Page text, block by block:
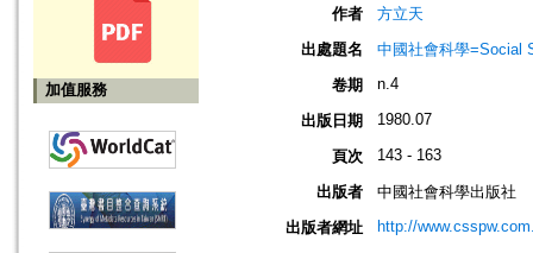
加值服務
作者
方立天
出處題名
中國社會科學=Social
卷期
n.4
出版日期 1980.07
頁次 143 - 163
出版者
中國社會科學出版社
出版者網址
http://